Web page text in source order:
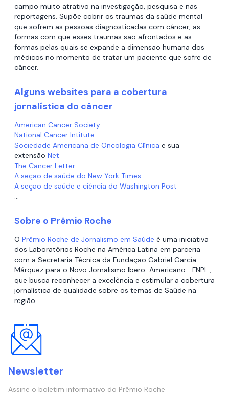
campo muito atrativo na investigação, pesquisa e nas
reportagens. Supõe cobrir os traumas da saúde mental
que sofrem as pessoas diagnosticadas com câncer, as
formas com que esses traumas são afrontados e as
formas pelas quais se expande a dimensão humana dos
médicos no momento de tratar um paciente que sofre de
câncer.
Alguns websites para a cobertura
jornalística do câncer
American Cancer Society
National Cancer Intitute
Sociedade Americana de Oncologia Clínica e sua
extensão Net
The Cancer Letter
A seção de saúde do New York Times
A seção de saúde e ciência do Washington Post
…
Sobre o Prêmio Roche
O Prêmio Roche de Jornalismo em Saúde é uma iniciativa
dos Laboratórios Roche na América Latina em parceria
com a Secretaria Técnica da Fundação Gabriel García
Márquez para o Novo Jornalismo Ibero-Americano –FNPI-,
que busca reconhecer a excelência e estimular a cobertura
jornalística de qualidade sobre os temas de Saúde na
região.
Newsletter
Assine o boletim informativo do Prêmio Roche